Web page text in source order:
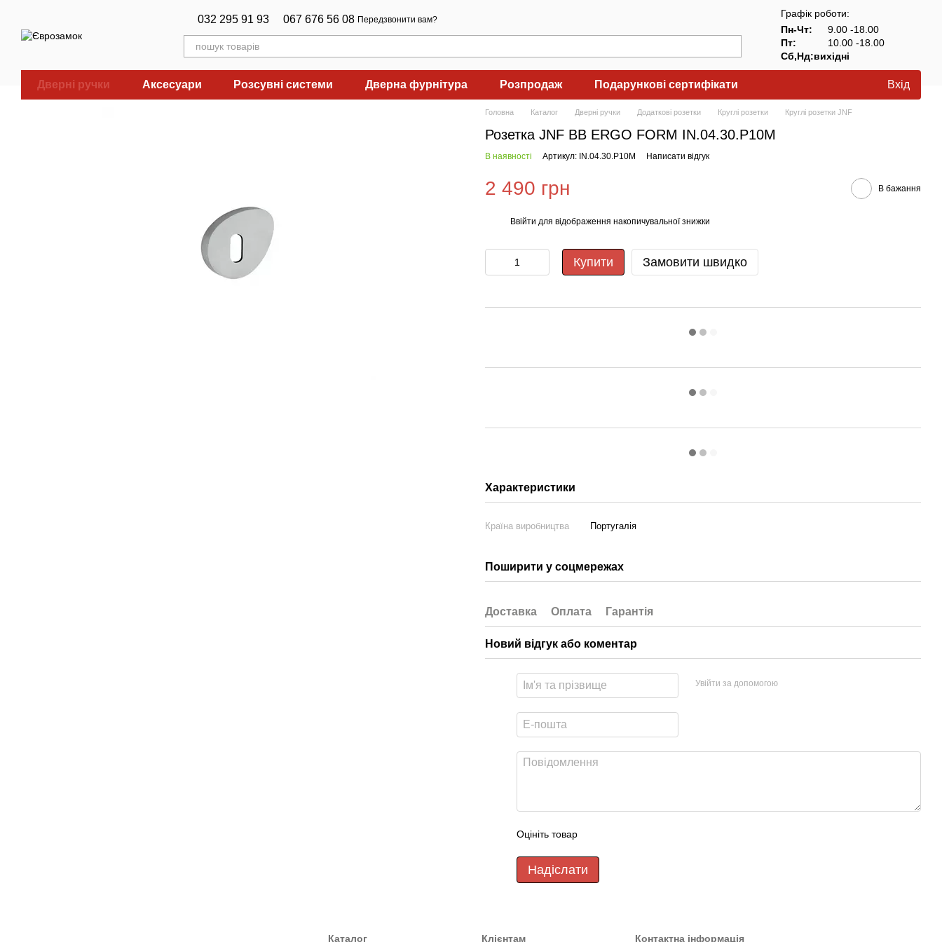
032 295 91 93 067 676 56 08 Передзвонити вам?
Графік роботи:
Пн-Чт:
9.00 -18.00
Пт:
10.00 -18.00
Сб,Нд:вихідні
Дверні ручки Аксесуари Розсувні системи Дверна фурнітура Розпродаж Подарункові сертифікати Вхід
Головна Каталог Дверні ручки Додаткові розетки Круглі розетки Круглі розетки JNF
Розетка JNF BB ERGO FORM IN.04.30.P10M
В наявності Артикул: IN.04.30.P10M Написати відгук
2 490 грн В бажання
Ввійти для відображення накопичувальної знижки
Купити Замовити швидко
Характеристики
Країна виробництва Португалія
Поширити у соцмережах
Доставка Оплата Гарантія
Новий відгук або коментар
Увійти за допомогою
Оцініть товар
Надіслати
Каталог Клієнтам Контактна інформація